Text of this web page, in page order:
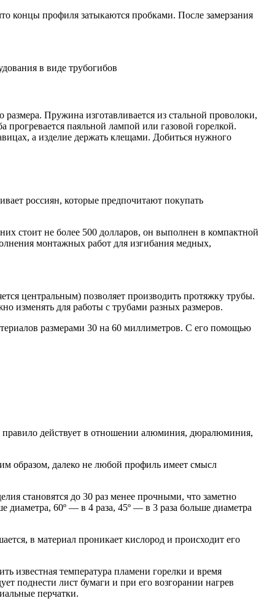
концы профиля затыкаются пробками. После замерзания
в виде трубогибов
Пружина изготавливается из стальной проволоки,
паяльной лампой или газовой горелкой.
а изделие держать клещами. Добиться нужного
россиян, которые предпочитают покупать
стоит не более 500 долларов, он выполнен в компактной
монтажных работ для изгибания медных,
центральным) позволяет производить протяжку трубы.
изменять для работы с трубами разных размеров.
размерами 30 на 60 миллиметров. С его помощью
правило действует в отношении алюминия, дюралюминия,
образом, далеко не любой профиль имеет смысл
становятся до 30 раз менее прочными, что заметно
диаметра, 60º — в 4 раза, 45º — в 3 раза больше диаметра
в материал проникает кислород и происходит его
известная температура пламени горелки и время
поднести лист бумаги и при его возгорании нагрев
перчатки.